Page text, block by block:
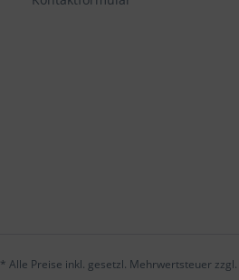
* Alle Preise inkl. gesetzl. Mehrwertsteuer zzgl.